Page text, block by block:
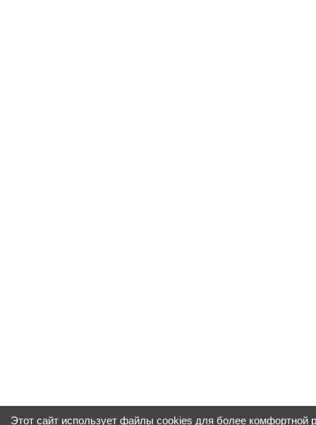
Этот сайт использует файлы cookies для более комфортной